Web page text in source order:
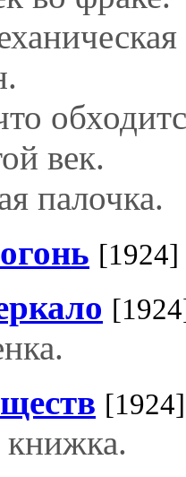
век.
палочка.
[1924]
[1924]
книжка.